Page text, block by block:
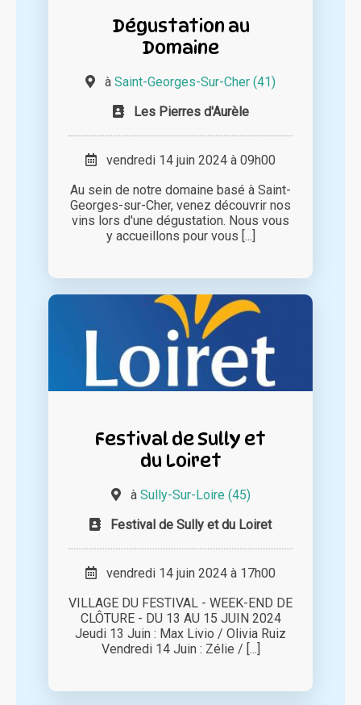
Dégustation au
Domaine
à Saint-Georges-Sur-Cher (41)
Les Pierres d'Aurèle
vendredi 14 juin 2024 à 09h00
Au sein de notre domaine basé à Saint-
Georges-sur-Cher, venez découvrir nos
vins lors d'une dégustation. Nous vous
y accueillons pour vous [...]
Festival de Sully et
du Loiret
à Sully-Sur-Loire (45)
Festival de Sully et du Loiret
vendredi 14 juin 2024 à 17h00
VILLAGE DU FESTIVAL - WEEK-END DE
CLÔTURE - DU 13 AU 15 JUIN 2024
Jeudi 13 Juin : Max Livio / Olivia Ruiz
Vendredi 14 Juin : Zélie / [...]